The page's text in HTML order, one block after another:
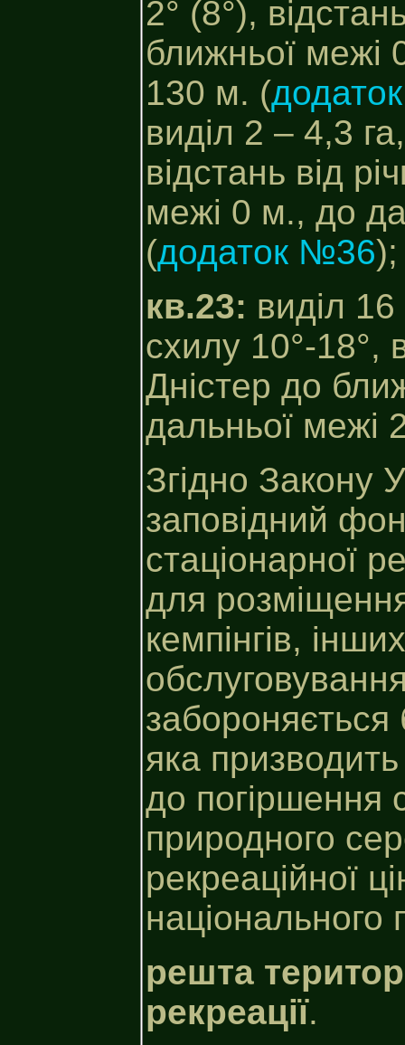
2° (8°),
ближньої межі
130 м. (
виділ 2 – 4,3
відстань від
межі 0 м., до
(додаток №36);
кв.23: виділ
схилу 10°-18°,
Дністер до
дальньої межі
Згідно Закону
заповідний
стаціонарної
для
кемпінгів,
забороняється
яка
до погіршення
природного
рекреаційної
національного
решта
рекреації.